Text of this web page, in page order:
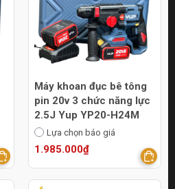
Máy khoan đục bê tông
pin 20v 3 chức năng lực
2.5J Yup YP20-H24M
Lựa chọn báo giá
1.985.000₫